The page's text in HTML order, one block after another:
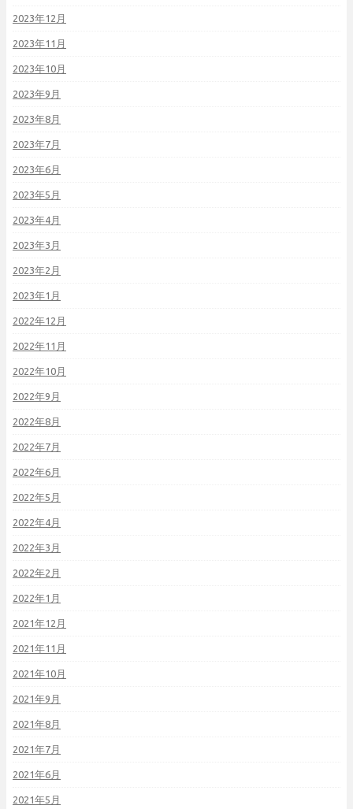
2023年12月
2023年11月
2023年10月
2023年9月
2023年8月
2023年7月
2023年6月
2023年5月
2023年4月
2023年3月
2023年2月
2023年1月
2022年12月
2022年11月
2022年10月
2022年9月
2022年8月
2022年7月
2022年6月
2022年5月
2022年4月
2022年3月
2022年2月
2022年1月
2021年12月
2021年11月
2021年10月
2021年9月
2021年8月
2021年7月
2021年6月
2021年5月